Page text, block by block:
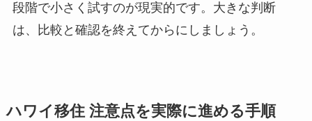
段階で小さく試すのが現実的です。大きな判断
は、比較と確認を終えてからにしましょう。
ハワイ移住 注意点を実際に進める手順